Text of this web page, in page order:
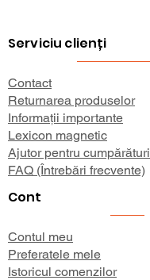
Serviciu clienți
Contact
Returnarea produselor
Informații importante
Lexicon magnetic
Ajutor pentru cumpărături
FAQ (Întrebări frecvente)
Cont
Contul meu
Preferatele mele
Istoricul comenzilor